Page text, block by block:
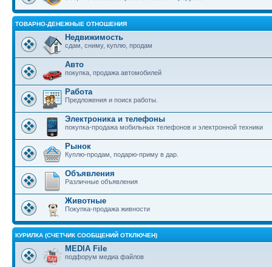
ТОВАРНО-ДЕНЕЖНЫЕ ОТНОШЕНИЯ
Недвижимость
сдам, сниму, куплю, продам
Авто
покупка, продажа автомобилей
Работа
Предложения и поиск работы.
Электроника и телефоны
покупка-продажа мобильных телефонов и электронной техники
Рынок
Куплю-продам, подарю-приму в дар.
Объявления
Различные объявления
Животные
Покупка-продажа живности
КУРИЛКА (СЧЕТЧИК СООБЩЕНИЙ ОТКЛЮЧЕН)
MEDIA File
подфорум медиа файлов